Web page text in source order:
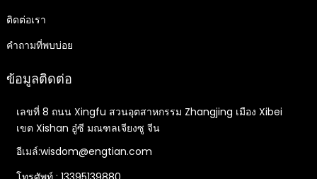
ติดต่อเรา
คำถามที่พบบ่อย
ข้อมูลติดต่อ
เลขที่ 8 ถนน Xingfu สวนอุตสาหกรรม Zhangjing เมือง Xibei
เขต Xishan อู๋ซี มณฑลเจียงซู จีน
อีเมล์:wisdom@engtian.com